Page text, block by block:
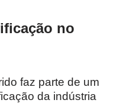
no
faz parte de um
da indústria